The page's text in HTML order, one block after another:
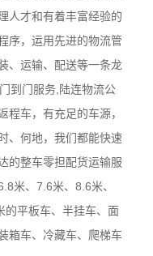
人才和有着丰富经验的
序，运用先进的物流管
、运输、配送等一条龙
到门服务,陆连物流公
程车，有充足的车源，
、何地，我们都能快速
的整车零担配货运输服
米、7.6米、8.6米、
的平板车、半挂车、面
箱车、冷藏车、爬梯车